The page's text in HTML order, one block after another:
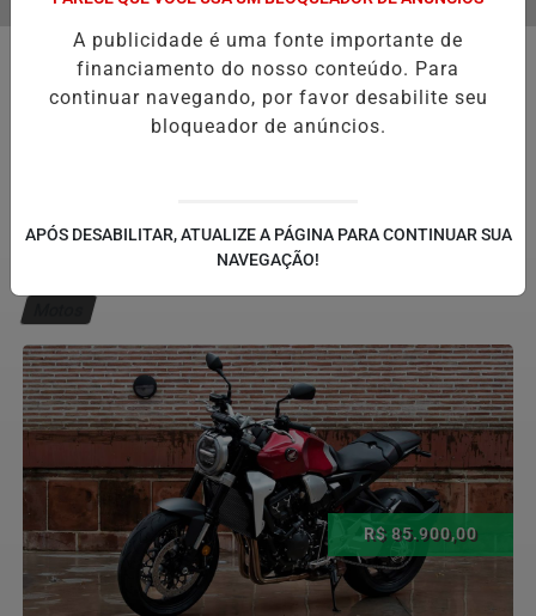
EM ALTA
R$ 85.900,00
A publicidade é uma fonte importante de
financiamento do nosso conteúdo. Para
continuar navegando, por favor desabilite seu
bloqueador de anúncios.
APÓS DESABILITAR, ATUALIZE A PÁGINA PARA CONTINUAR SUA
NAVEGAÇÃO!